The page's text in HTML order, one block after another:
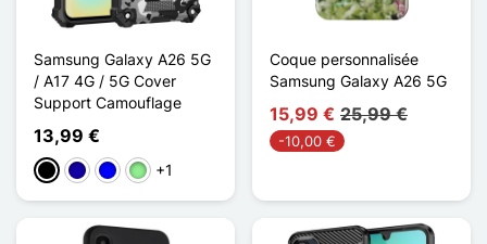
Samsung Galaxy A26 5G
/ A17 4G / 5G Cover
Support Camouflage
13,99 €
SchwarzDunkelblau
BlauHellgrün
+1
Coque personnalisée
Samsung Galaxy A26 5G
15,99 € 25,99 €
-10,00 €